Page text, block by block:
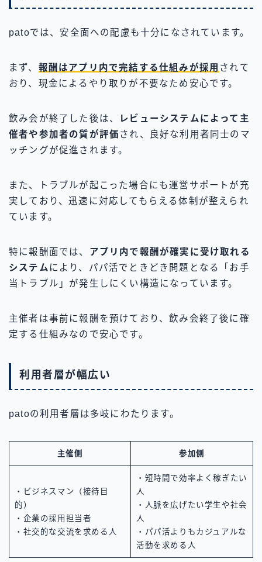
patoでは、安全面への配慮も十分になされています。
まず、 報酬はアプリ内で完結する仕組みが採用 されて
おり、現金によるやり取りが不要なため安心です。
飲み会が終了した後は、
レビューシステムによって主
催者や参加者の質が評価 され、良好な利用者同士のマ
ッチングが促進されます。
また、トラブルが起こった場合にも運営サポートが充
実しており、迅速に対応してもらえる体制が整えられ
ています。
特に報酬面では、 アプリ内で報酬が確実に受け取れる
システム により、パパ活でときどき問題となる「お手
当トラブル」が発生しにくい構造になっています。
主催者は事前に報酬を預けており、飲み会終了後に確
定する仕組みなので安心です。
利用者層が幅広い
patoの利用者層は多岐にわたります。
主催側 参加側
・ビジネスマン（接待目
的）
・企業の採用担当者
・社交的な交流を求める人
・短時間で効率よく稼ぎたい
人
・人脈を広げたい学生や社会
人
・パパ活よりもカジュアルな
活動を求める人